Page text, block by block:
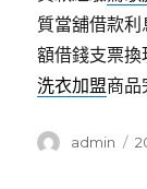
質當舖借款
額借錢支票
洗衣加盟商品
作
admin